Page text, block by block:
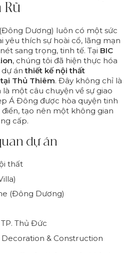
Rũ
Dương) luôn có một sức
yêu thích sự hoài cổ, lãng mạn
sang trọng, tinh tế. Tại BIC
, chúng tôi đã hiện thực hóa
dự ánthiết kế nội thất
Thủ Thiêm. Đây không chỉ là
một câu chuyện về sự giao
Á Đông được hòa quyện tinh
tạo nên một không gian
cấp.
dự án
thất
(Đông Dương)
Thủ Đức
Decoration & Construction